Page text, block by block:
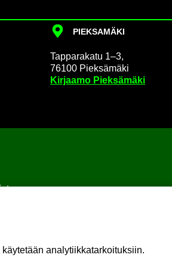
PIEK­SA­MÄ­KI
Tap­pa­ra­ka­tu 1–3,
76100 Piek­sä­mä­ki
Kir­jaa­mo Piek­sä­mä­ki
ana­ly­tiik­ka­tar­koi­tuk­siin.